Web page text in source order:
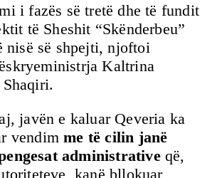
i fazës së tretë dhe të fundit
të Sheshit “Skënderbeu”
nisë së shpejti, njoftoi
Kaltrina
javën e kaluar Qeveria ka
vendimme të cilin janë
administrativeqë,
kanë bllokuar